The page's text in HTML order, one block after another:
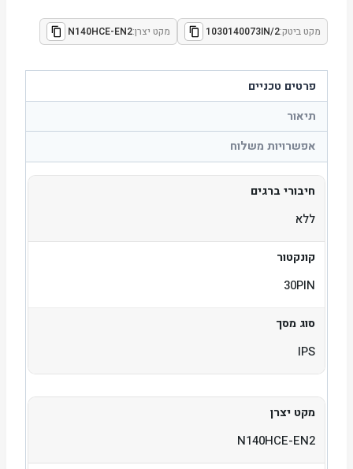
מקט ביטק:1030140073IN/2 מקט יצרן:N140HCE-EN2
פרטים טכניים
תיאור
אפשרויות משלוח
חיבורי ברגים
ללא
קונקטור
30PIN
סוג מסך
IPS
מקט יצרן
N140HCE-EN2